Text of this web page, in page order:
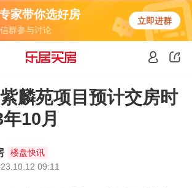
家带你选好房
群参与讨论
立即进群
麟苑项目预计交房时
10月
楼盘快讯
09:11